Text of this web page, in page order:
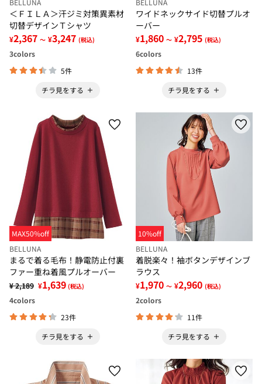
BELLUNA
＜ＦＩＬＡ＞汗ジミ対策異素材
切替デザインＴシャツ
¥2,367 ～ ¥3,247 (税込)
3colors
5件
チラ見をする
BELLUNA
ワイドネックサイド切替プルオ
ーバー
¥1,860 ～ ¥2,795 (税込)
6colors
13件
チラ見をする
MAX50%off
BELLUNA
まるで着る毛布！静電防止付裏
ファー重ね着風プルオーバー
¥ 2,189 ¥1,639 (税込)
4colors
23件
チラ見をする
10%off
BELLUNA
着脱楽々！袖ボタンデザインブ
ラウス
¥1,970 ～ ¥2,960 (税込)
2colors
11件
チラ見をする